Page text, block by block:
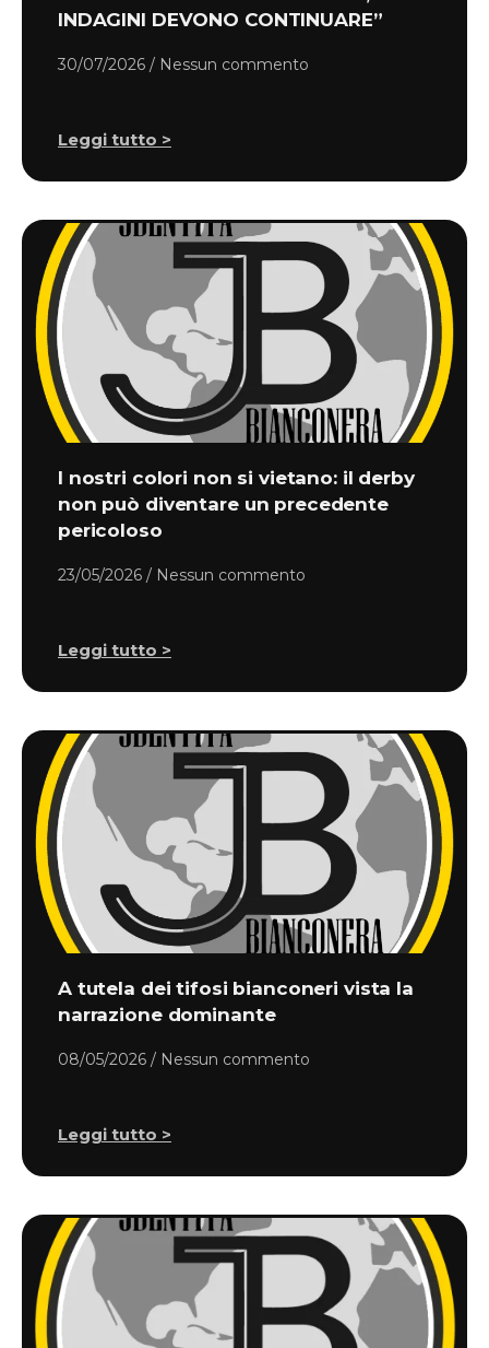
INDAGINI DEVONO CONTINUARE”
30/07/2026 Nessun commento
Leggi tutto >
I nostri colori non si vietano: il derby
non può diventare un precedente
pericoloso
23/05/2026 Nessun commento
Leggi tutto >
A tutela dei tifosi bianconeri vista la
narrazione dominante
08/05/2026 Nessun commento
Leggi tutto >